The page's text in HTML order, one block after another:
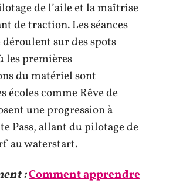
de l’aile et la maîtrise
de traction. Les séances
sur des spots
les premières
du matériel sont
écoles comme Rêve de
une progression à
Pass, allant du pilotage de
au waterstart.
:Comment apprendre